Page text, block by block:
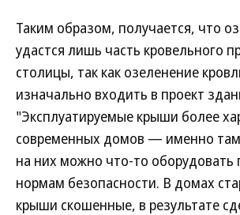
Таким образом, получается, что
удастся лишь часть кровельного
столицы, так как озеленение
изначально входить в проект
"Эксплуатируемые крыши более
современных домов — именно
на них можно что-то оборудовать
нормам безопасности. В домах
крыши скошенные, в результате